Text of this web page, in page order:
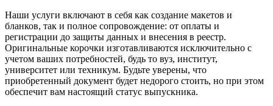
Наши услуги включают в себя как создание макетов и
бланков, так и полное сопровождение: от оплаты и
регистрации до защиты данных и внесения в реестр.
Оригинальные корочки изготавливаются исключительно с
учетом ваших потребностей, будь то вуз, институт,
университет или техникум. Будьте уверены, что
приобретенный документ будет недорого стоить, но при этом
обеспечит вам настоящий статус выпускника.